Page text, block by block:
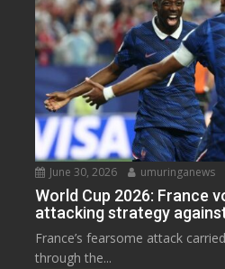
June 30, 2026 umuringanews
World Cup 2026: France
attacking strategy
France’s fearsome attack
through the...